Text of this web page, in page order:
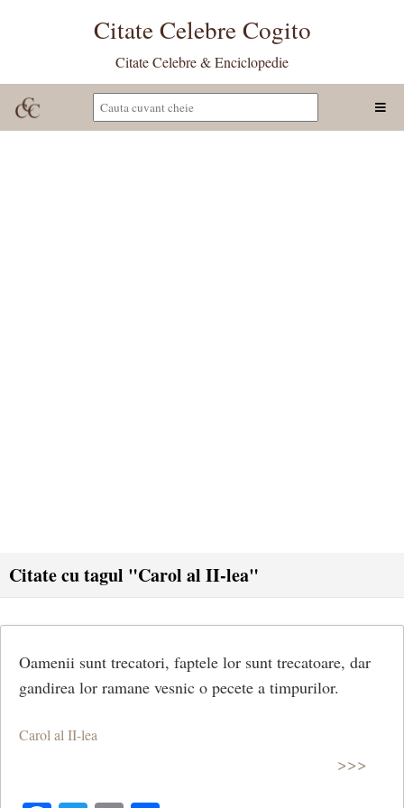
Citate Celebre Cogito
Citate Celebre & Enciclopedie
Citate cu tagul "Carol al II-lea"
Oamenii sunt trecatori, faptele lor sunt trecatoare, dar
gandirea lor ramane vesnic o pecete a timpurilor.
Carol al II-lea
>>>